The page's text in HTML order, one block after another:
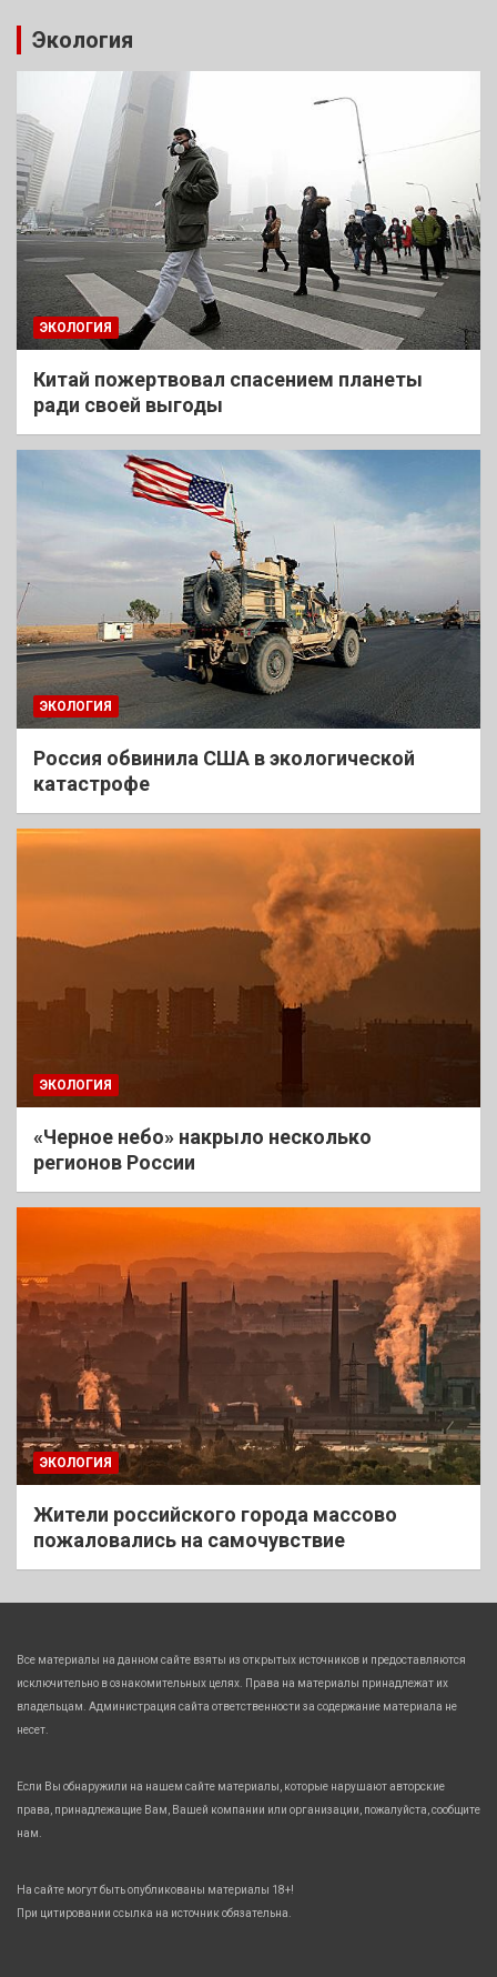
Экология
ЭКОЛОГИЯ
Китай пожертвовал спасением планеты
ради своей выгоды
ЭКОЛОГИЯ
Россия обвинила США в экологической
катастрофе
ЭКОЛОГИЯ
«Черное небо» накрыло несколько
регионов России
ЭКОЛОГИЯ
Жители российского города массово
пожаловались на самочувствие
Все материалы на данном сайте взяты из открытых источников и предоставляются
исключительно в ознакомительных целях. Права на материалы принадлежат их
владельцам. Администрация сайта ответственности за содержание материала не
несет.
Если Вы обнаружили на нашем сайте материалы, которые нарушают авторские
права, принадлежащие Вам, Вашей компании или организации, пожалуйста, сообщите
нам.
На сайте могут быть опубликованы материалы 18+!
При цитировании ссылка на источник обязательна.